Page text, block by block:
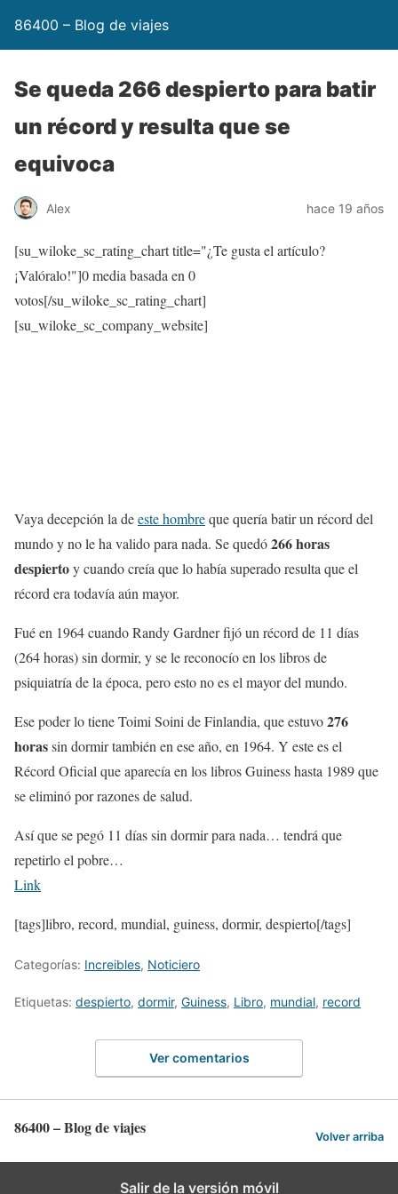
86400 – Blog de viajes
Se queda 266 despierto para batir
un récord y resulta que se
equivoca
Alex hace 19 años
[su_wiloke_sc_rating_chart title="¿Te gusta el artículo?
¡Valóralo!"]0media basada en 0
votos[/su_wiloke_sc_rating_chart]
[su_wiloke_sc_company_website]
Vaya decepción la deeste hombreque quería batir un récord del
mundo y no le ha valido para nada. Se quedó266 horas
despiertoy cuando creía que lo había superado resulta que el
récord era todavía aún mayor.
Fué en 1964 cuando Randy Gardner fijó un récord de 11 días
(264 horas) sin dormir, y se le reconocío en los libros de
psiquiatría de la época, pero esto no es el mayor del mundo.
Ese poder lo tiene Toimi Soini de Finlandia, que estuvo276
horassin dormir también en ese año, en 1964. Y este es el
Récord Oficial que aparecía en los libros Guiness hasta 1989 que
se eliminó por razones de salud.
Así que se pegó 11 días sin dormir para nada… tendrá que
repetirlo el pobre…
Link
[tags]libro, record, mundial, guiness, dormir, despierto[/tags]
Categorías: Increibles, Noticiero
Etiquetas: despierto, dormir, Guiness, Libro, mundial, record
Ver comentarios
86400 – Blog de viajes Volver arriba
Salir de la versión móvil